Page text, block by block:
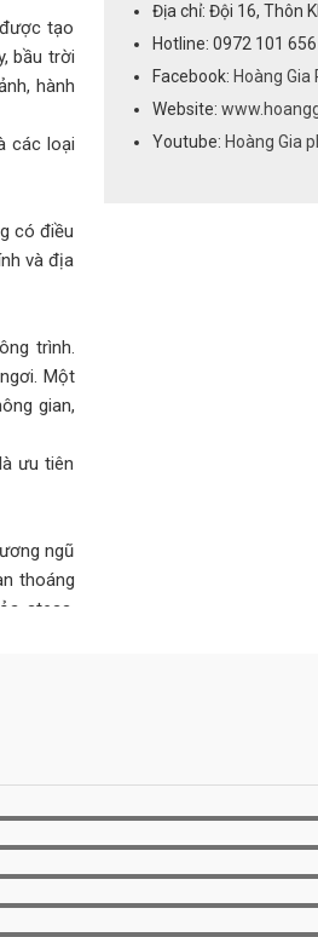
tạo
bầu trời
hành
các loại
có điều
và địa
trình.
Một
gian,
ưu tiên
ngũ
thoáng
stess,
vật liệu
tính
thẩm
điểm
vẫn luôn
Địa chỉ: Đội 16, Thôn
Hotline: 0972 101 656
Facebook: Hoàng Gia
Website:
Youtube: Hoàng Gia